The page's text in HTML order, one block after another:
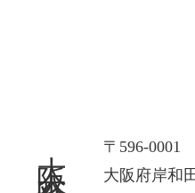
大阪本社
〒596-0001
大阪府岸和